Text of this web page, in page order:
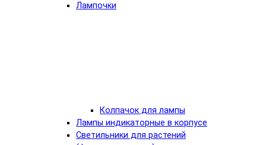
Лампочки
Колпачок для лампы
Лампы индикаторные в корпусе
Светильники для растений